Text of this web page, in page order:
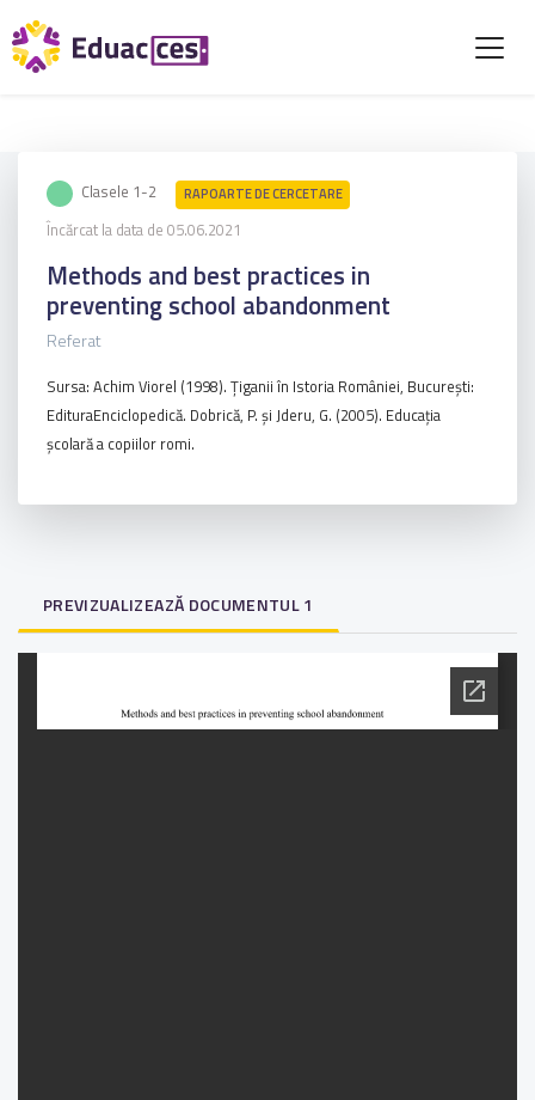
Clasele 1-2 RAPOARTE DE CERCETARE
Încărcat la data de 05.06.2021
Methods and best practices in
preventing school abandonment
Referat
Sursa: Achim Viorel (1998). Ţiganii în Istoria României, Bucureşti:
EdituraEnciclopedică. Dobrică, P. şi Jderu, G. (2005). Educaţia
şcolară a copiilor romi.
PREVIZUALIZEAZĂ DOCUMENTUL 1